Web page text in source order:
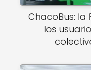
ChacoBus:
los